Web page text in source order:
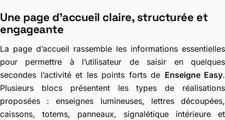
Une page d’accueil claire, structurée et
engageante
La page d’accueil rassemble les informations essentielles
pour permettre à l’utilisateur de saisir en quelques
secondes l’activité et les points forts de Enseigne Easy.
Plusieurs blocs présentent les types de réalisations
proposées : enseignes lumineuses, lettres découpées,
caissons, totems, panneaux, signalétique intérieure et